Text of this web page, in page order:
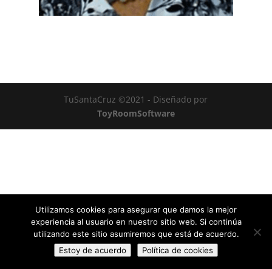
TuSantaCruz ©2021 - Diseñado por
ToyRoomSoftware
Utilizamos cookies para asegurar que damos la mejor
experiencia al usuario en nuestro sitio web. Si continúa
utilizando este sitio asumiremos que está de acuerdo.
Estoy de acuerdo
Política de cookies